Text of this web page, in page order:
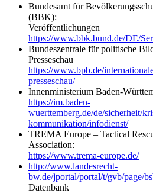
Bundesamt für
(BBK):
Veröffentlichungen
https://www.bbk.bund.de/DE/
Bundeszentrale für politische
Presseschau
https://www.bpb.de/
presseschau/
Innenministerium Baden-
https://im.baden-
wuerttemberg.de/de/sicherheit/
kommunikation/infodienst/
TREMA Europe – Tactical
Association:
https://www.trema-europe.de/
http://www.landesrecht-
bw.de/jportal/portal/t/gvb/page/
Datenbank